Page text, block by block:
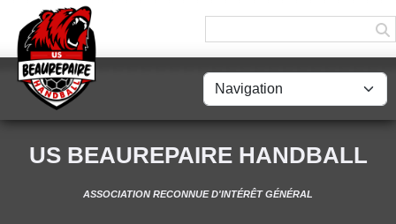
US BEAUREPAIRE HANDBALL
ASSOCIATION RECONNUE D'INTÉRÊT GÉNÉRAL
Panneau de gestion des cookies